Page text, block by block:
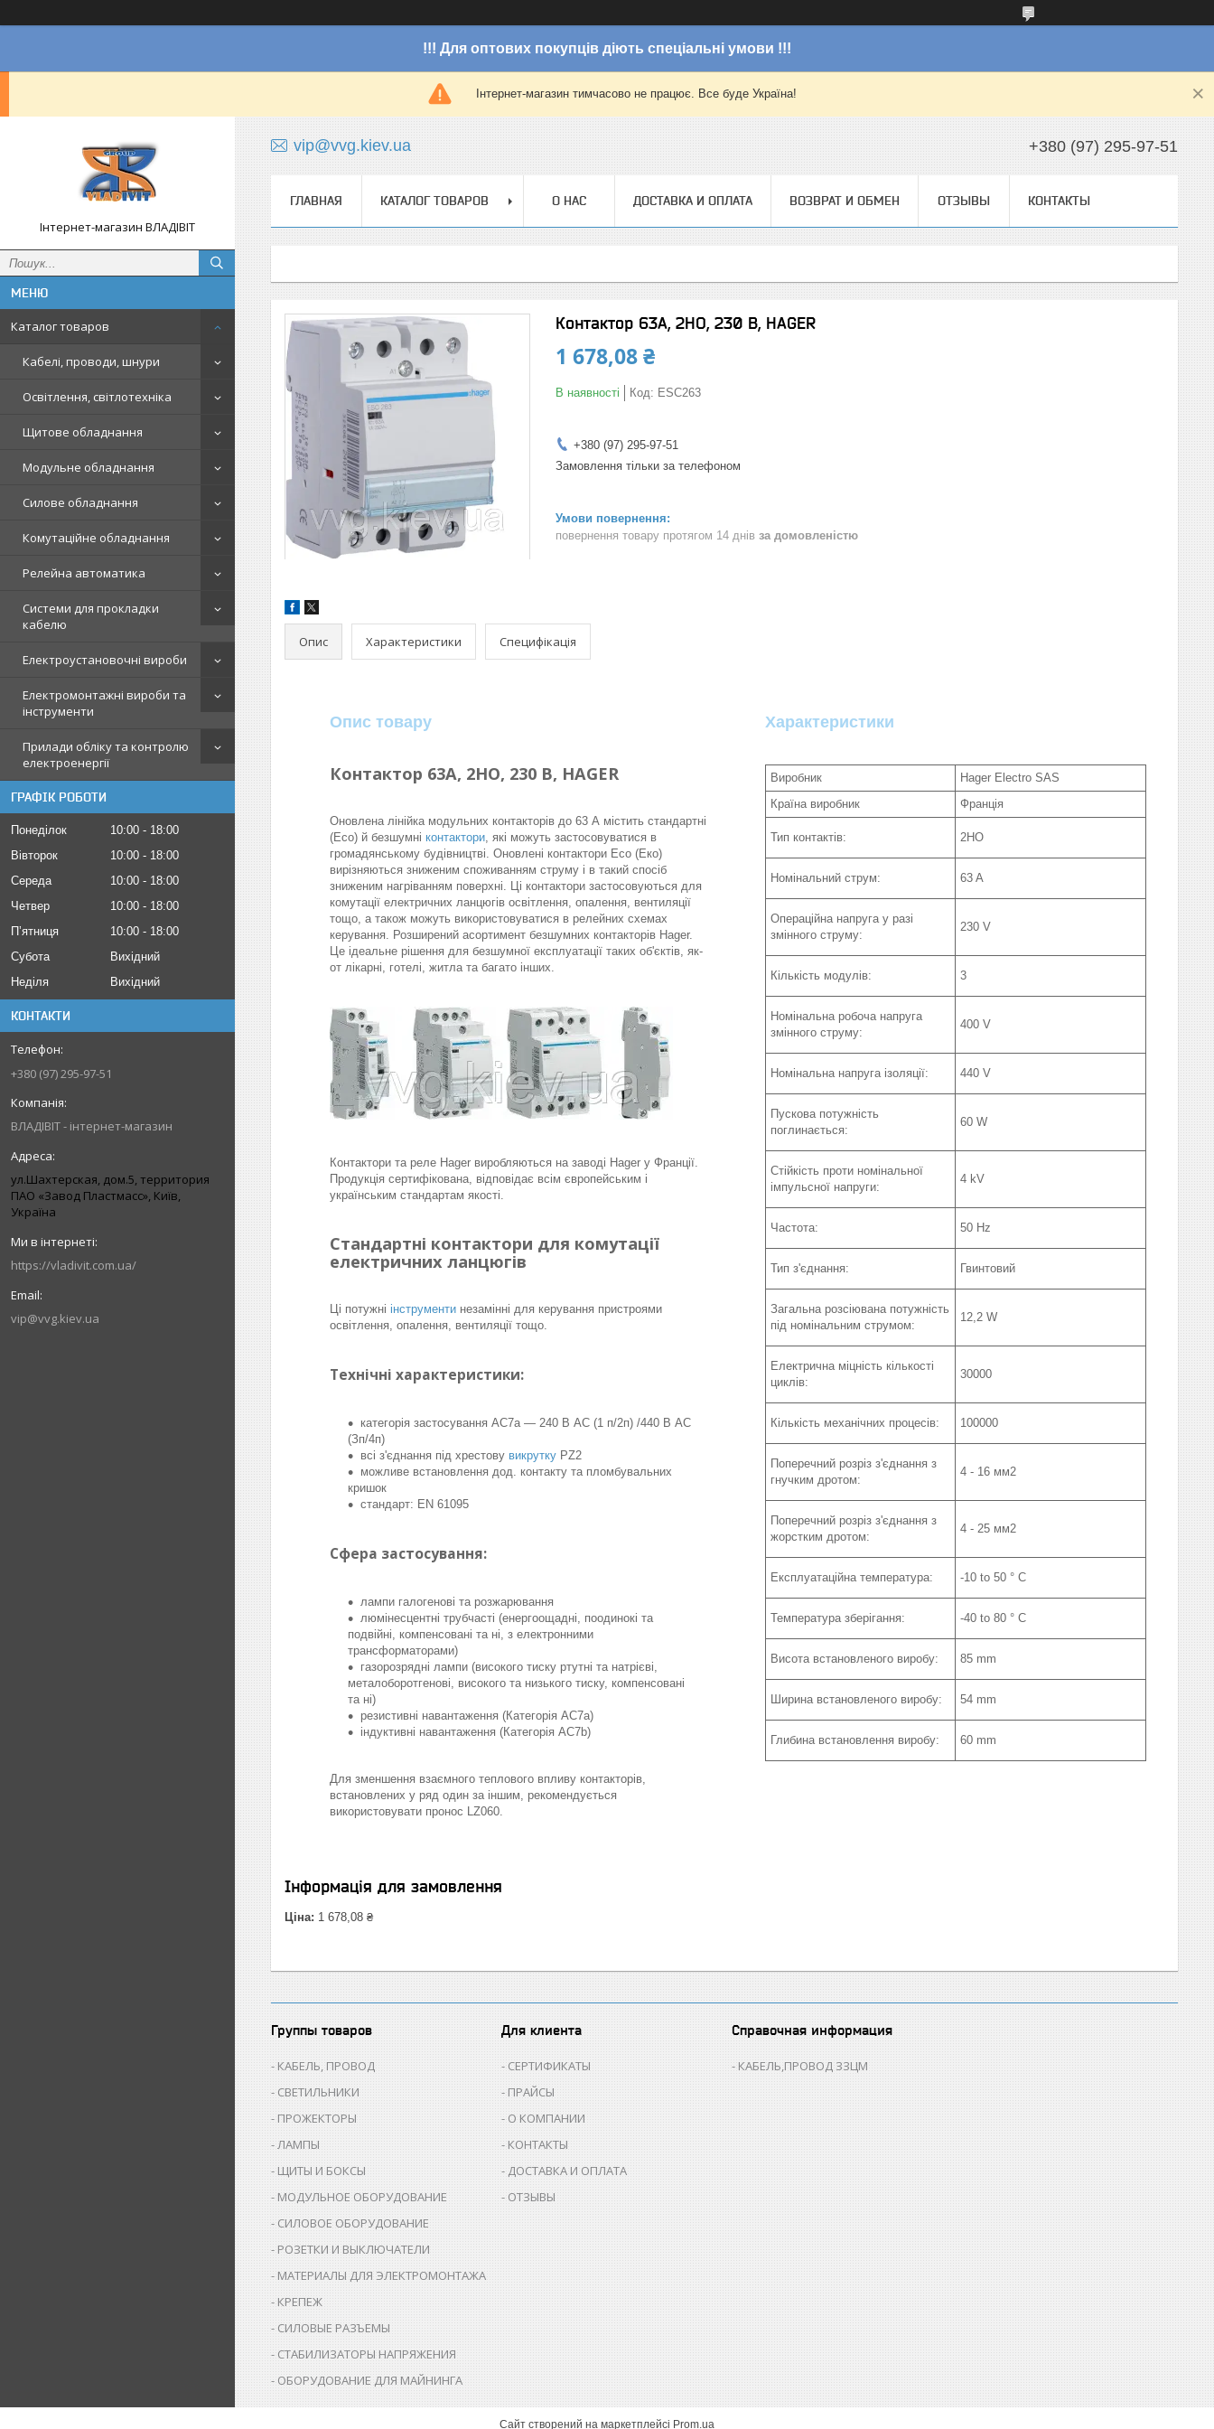
!!! Для оптових покупців діють спеціальні умови !!!
Інтернет-магазин тимчасово не працює. Все буде Україна!
Інтернет-магазин ВЛАДІВІТ
Каталог товаров
Кабелі, проводи, шнури
Освітлення, світлотехніка
Щитове обладнання
Модульне обладнання
Силове обладнання
Комутаційне обладнання
Релейна автоматика
Системи для прокладки
кабелю
Електроустановочні вироби
Електромонтажні вироби та
інструменти
Прилади обліку та контролю
електроенергії
ГРАФІК РОБОТИ
Понеділок 10:00
18:00
Вівторок
10:00
18:00
Середа
10:00
18:00
Четвер
10:00
18:00
Пʼятниця
10:00
18:00
Субота
Вихідний
Неділя
Вихідний
КОНТАКТИ
+380 (97) 295-97-51
ВЛАДІВІТ - інтернет-магазин
ул.Шахтерская, дом.5, территория
ПАО «Завод Пластмасс», Київ,
Україна
https://vladivit.com.ua/
vip@vvg.kiev.ua
vip@vvg.kiev.ua +380 (97) 295-97-51
ГЛАВНАЯ КАТАЛОГ ТОВАРОВ О НАС ДОСТАВКА И ОПЛАТА ВОЗВРАТ И ОБМЕН ОТЗЫВЫ КОНТАКТЫ
Контактор 63A, 2НО, 230 В, HAGER
1 678,08 ₴
В наявності Код: ESC263
+380 (97) 295-97-51
Замовлення тільки за телефоном
повернення товару протягом 14 днів за домовленістю
Опис Характеристики Специфікація
Опис товару
Контактор 63A, 2НО, 230 В, HAGER
Оновлена лінійка модульних контакторів до 63 А містить стандартні
(Eco) й безшумні контактори, які можуть застосовуватися в
громадянському будівництві. Оновлені контактори Eco (Еко)
вирізняються зниженим споживанням струму і в такий спосіб
зниженим нагріванням поверхні. Ці контактори застосовуються для
комутації електричних ланцюгів освітлення, опалення, вентиляції
тощо, а також можуть використовуватися в релейних схемах
керування. Розширений асортимент безшумних контакторів Hager.
Це ідеальне рішення для безшумної експлуатації таких об'єктів, як-
от лікарні, готелі, житла та багато інших.
Контактори та реле Hager виробляються на заводі Hager у Франції.
Продукція сертифікована, відповідає всім європейським і
українським стандартам якості.
Стандартні контактори для комутації
електричних ланцюгів
Ці потужні інструменти незамінні для керування пристроями
освітлення, опалення, вентиляції тощо.
Технічні характеристики:
категорія застосування АС7а — 240 В АС (1 п/2п) /440 В АС
(Зп/4п)
всі з'єднання під хрестову викрутку PZ2
можливе встановлення дод. контакту та пломбувальних
кришок
стандарт: EN 61095
Сфера застосування:
лампи галогенові та розжарювання
люмінесцентні трубчасті (енергоощадні, поодинокі та
подвійні, компенсовані та ні, з електронними
трансформаторами)
газорозрядні лампи (високого тиску ртутні та натрієві,
металоборотгенові, високого та низького тиску, компенсовані
та ні)
резистивні навантаження (Категорія АС7а)
індуктивні навантаження (Категорія АС7b)
Для зменшення взаємного теплового впливу контакторів,
встановлених у ряд один за іншим, рекомендується
використовувати пронос LZ060.
Характеристики
Виробник
Hager Electro SAS
Країна виробник
Франція
Тип контактів: 2НО
Номінальний струм: 63 A
Операційна напруга у разі
змінного струму:
230 V
Кількість модулів: 3
Номінальна робоча напруга
змінного струму:
400 V
Номінальна напруга ізоляції: 440 V
Пускова потужність
поглинається:
60 W
Стійкість проти номінальної
імпульсної напруги:
4 kV
Частота: 50 Hz
Тип з'єднання: Гвинтовий
Загальна розсіювана потужність
під номінальним струмом:
12,2 W
Електрична міцність кількості
циклів:
30000
Кількість механічних процесів: 100000
Поперечний розріз з'єднання з
гнучким дротом:
4 - 16 мм2
Поперечний розріз з'єднання з
жорстким дротом:
4 - 25 мм2
Експлуатаційна температура: -10 to 50 ° C
Температура зберігання: -40 to 80 ° C
Висота встановленого виробу: 85 mm
Ширина встановленого виробу: 54 mm
Глибина встановлення виробу: 60 mm
Інформація для замовлення
Ціна: 1 678,08 ₴
Группы товаров
КАБЕЛЬ, ПРОВОД
СВЕТИЛЬНИКИ
ПРОЖЕКТОРЫ
ЛАМПЫ
ЩИТЫ И БОКСЫ
МОДУЛЬНОЕ ОБОРУДОВАНИЕ
СИЛОВОЕ ОБОРУДОВАНИЕ
РОЗЕТКИ И ВЫКЛЮЧАТЕЛИ
МАТЕРИАЛЫ ДЛЯ ЭЛЕКТРОМОНТАЖА
КРЕПЕЖ
СИЛОВЫЕ РАЗЪЕМЫ
СТАБИЛИЗАТОРЫ НАПРЯЖЕНИЯ
ОБОРУДОВАНИЕ ДЛЯ МАЙНИНГА
Для клиента
СЕРТИФИКАТЫ
ПРАЙСЫ
О КОМПАНИИ
КОНТАКТЫ
ДОСТАВКА И ОПЛАТА
ОТЗЫВЫ
Справочная информация
КАБЕЛЬ,ПРОВОД ЗЗЦМ
Сайт створений на маркетплейсі Prom.ua